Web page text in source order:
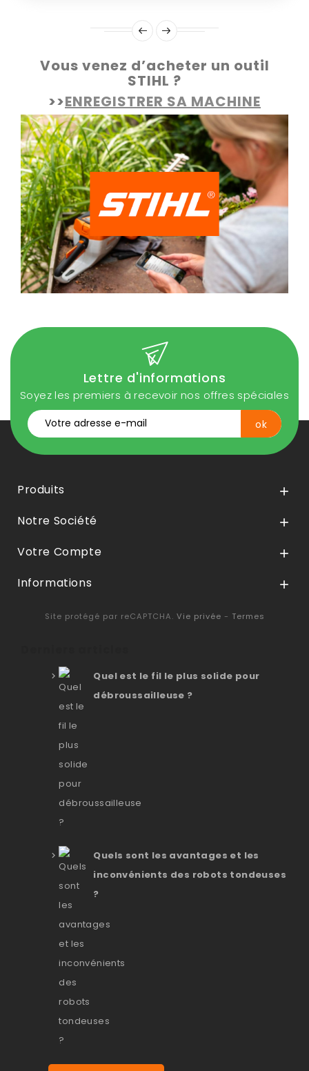
Vous venez d’acheter un outil
STIHL ?
>>ENREGISTRER SA MACHINE
Lettre d'informations
Soyez les premiers à recevoir nos offres spéciales
Produits 
Notre Société 
Votre Compte 
Informations 
Site protégé par reCAPTCHA. Vie privée - Termes
Quel est le fil le plus solide pour
débroussailleuse ?
Quels sont les avantages et les
inconvénients des robots tondeuses
?